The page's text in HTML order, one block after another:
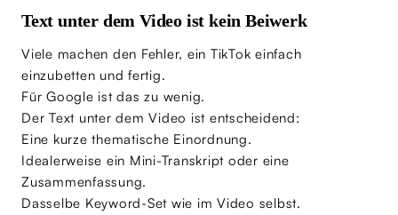
Text unter dem Video ist kein Beiwerk
Viele machen den Fehler, ein TikTok einfach
einzubetten und fertig.
Für Google ist das zu wenig.
Der Text unter dem Video ist entscheidend:
Eine kurze thematische Einordnung.
Idealerweise ein Mini-Transkript oder eine
Zusammenfassung.
Dasselbe Keyword-Set wie im Video selbst.